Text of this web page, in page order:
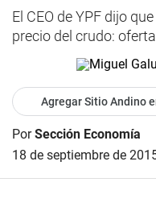
El CEO de YPF dijo
precio del crudo:
Agregar Sitio Andino
PorSección Economía
18 de septiembre de